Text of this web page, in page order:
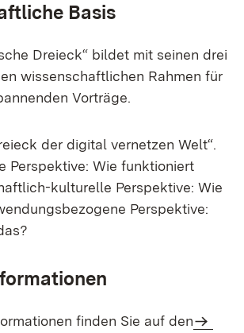
Basis
Dreieck“ bildet mit seinen drei
wissenschaftlichen Rahmen für
Vorträge.
finden Sie auf den